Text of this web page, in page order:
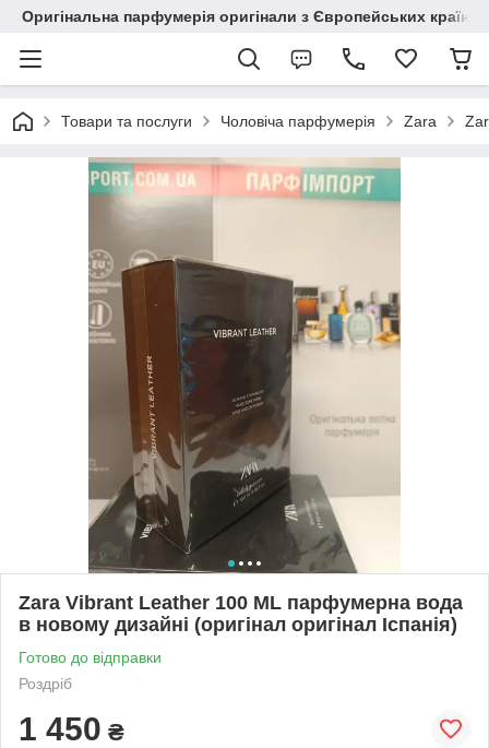
Оригінальна парфумерія оригінали з Європейських країн
Товари та послуги Чоловіча парфумерія Zara
Zara Vibrant Leather 100 ML парфумерна вода
в новому дизайні (оригінал оригінал Іспанія)
Готово до відправки
Роздріб
1 450 ₴